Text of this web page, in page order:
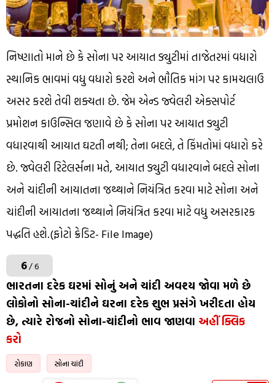
નિષ્ણાતો માને છે કે સોના પર આયાત ડ્યુટીમાં તાજેતરમાં વધારો
સ્થાનિક ભાવમાં વધુ વધારો કરશે અને ભૌતિક માંગ પર કામચલાઉ
અસર કરશે તેવી શક્યતા છે. જેમ એન્ડ જ્વેલરી એક્સપોર્ટ
પ્રમોશન કાઉન્સિલ જણાવે છે કે સોના પર આયાત ડ્યુટી
વધારવાથી આયાત ઘટતી નથી; તેના બદલે, તે કિંમતોમાં વધારો કરે
છે. જ્વેલરી રિટેલર્સના મતે, આયાત ડ્યુટી વધારવાને બદલે સોના
અને ચાંદીની આયાતના જથ્થાને નિયંત્રિત કરવા માટે સોના અને
ચાંદીની આયાતના જથ્થાને નિયંત્રિત કરવા માટે વધુ અસરકારક
પદ્ધતિ હશે.(ફોટો ક્રેડિટ- File Image)
6/ 6
ભારતના દરેક ઘરમાં સોનું અને ચાંદી અવશ્ય જોવા મળે છે
લોકોનો સોના-ચાંદીને ઘરના દરેક શુભ પ્રસંગે ખરીદતા હોય
છે, ત્યારે રોજનો સોના-ચાંદીનો ભાવ જાણવા અહીં ક્લિક
કરો
રોકાણ સોના ચાંદી